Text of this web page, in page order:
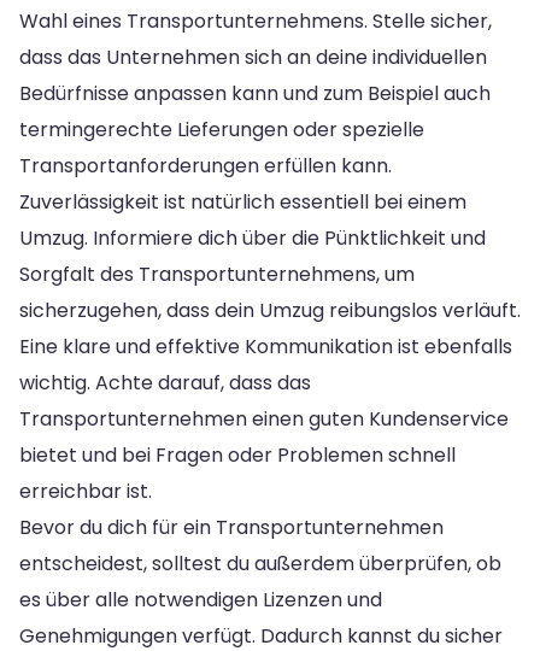
Wahl eines Transportunternehmens. Stelle sicher,
dass das Unternehmen sich an deine individuellen
Bedürfnisse anpassen kann und zum Beispiel auch
termingerechte Lieferungen oder spezielle
Transportanforderungen erfüllen kann.
Zuverlässigkeit ist natürlich essentiell bei einem
Umzug. Informiere dich über die Pünktlichkeit und
Sorgfalt des Transportunternehmens, um
sicherzugehen, dass dein Umzug reibungslos verläuft.
Eine klare und effektive Kommunikation ist ebenfalls
wichtig. Achte darauf, dass das
Transportunternehmen einen guten Kundenservice
bietet und bei Fragen oder Problemen schnell
erreichbar ist.
Bevor du dich für ein Transportunternehmen
entscheidest, solltest du außerdem überprüfen, ob
es über alle notwendigen Lizenzen und
Genehmigungen verfügt. Dadurch kannst du sicher